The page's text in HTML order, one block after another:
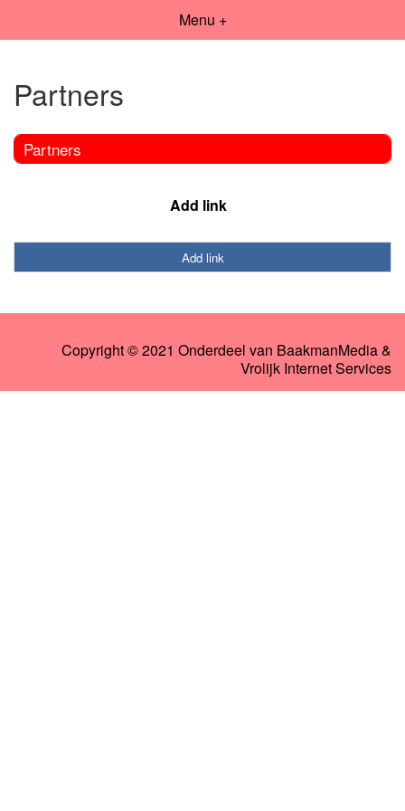
Menu +
Partners
Partners
Add link
Add link
Copyright © 2021 Onderdeel van BaakmanMedia&
Vrolijk Internet Services